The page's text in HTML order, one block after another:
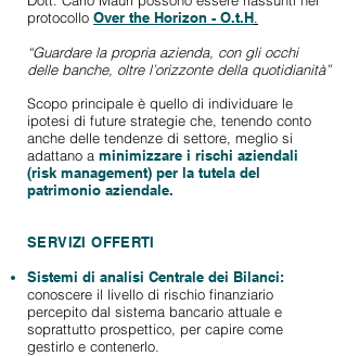
protocollo Over the Horizon - O.t.H.
“Guardare la propria azienda, con gli occhi
delle banche, oltre l’orizzonte della quotidianità”
Scopo principale è quello di individuare le
ipotesi di future strategie che, tenendo conto
anche delle tendenze di settore, meglio si
adattano a minimizzare i rischi aziendali
(risk management) per la tutela del
patrimonio aziendale.
SERVIZI OFFERTI
Sistemi di analisi Centrale dei Bilanci:
conoscere il livello di rischio finanziario
percepito dal sistema bancario attuale e
soprattutto prospettico, per capire come
gestirlo e contenerlo.